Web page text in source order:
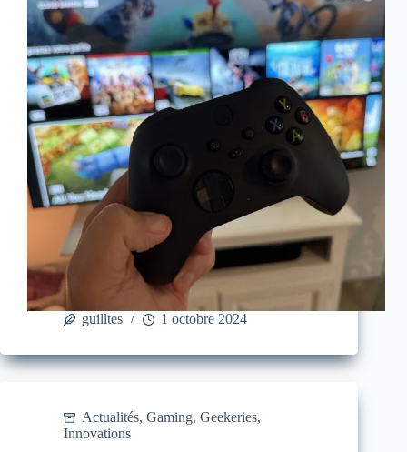
guilltes 1 octobre 2024
Actualités, Gaming, Geekeries,
Innovations